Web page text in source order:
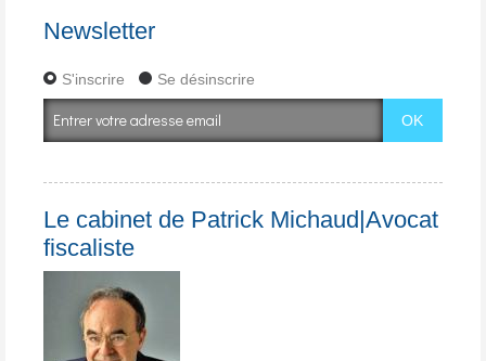
Newsletter
S'inscrire Se désinscrire
Le cabinet de Patrick Michaud|Avocat
fiscaliste